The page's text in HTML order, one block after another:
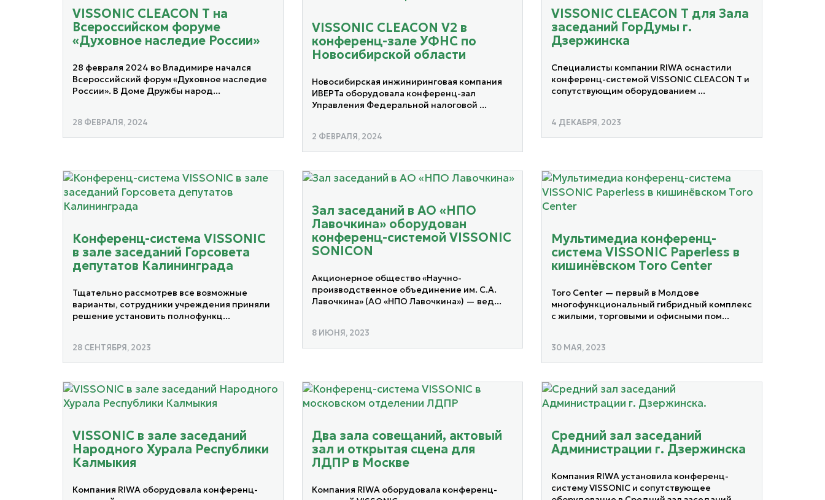
VISSONIC CLEACON T на
Всероссийском форуме
«Духовное наследие России»
28 февраля 2024 во Владимире начался
Всероссийский форум «Духовное наследие
России». В Доме Дружбы народ...
28 ФЕВРАЛЯ, 2024
VISSONIC CLEACON V2 в
конференц-зале УФНС по
Новосибирской области
Новосибирская инжиниринговая компания
ИВЕРТа оборудовала конференц-зал
Управления Федеральной налоговой ...
2 ФЕВРАЛЯ, 2024
VISSONIC CLEACON T для Зала
заседаний ГорДумы г.
Дзержинска
Специалисты компании RIWA оснастили
конференц-системой VISSONIC CLEACON T и
сопутствующим оборудованием ...
4 ДЕКАБРЯ, 2023
Конференц-система VISSONIC
в зале заседаний Горсовета
депутатов Калининграда
Тщательно рассмотрев все возможные
варианты, сотрудники учреждения приняли
решение установить полнофункц...
28 СЕНТЯБРЯ, 2023
Зал заседаний в АО «НПО
Лавочкина» оборудован
конференц-системой VISSONIC
SONICON
Акционерное общество «Научно-
производственное объединение им. С.А.
Лавочкина» (АО «НПО Лавочкина») — вед...
8 ИЮНЯ, 2023
Мультимедиа конференц-
система VISSONIC Paperless в
кишинёвском Тoro Center
Toro Center — первый в Молдове
многофункциональный гибридный комплекс
с жилыми, торговыми и офисными пом...
30 МАЯ, 2023
VISSONIC в зале заседаний
Народного Хурала Республики
Калмыкия
Компания RIWA оборудовала конференц-
Два зала совещаний, актовый
зал и открытая сцена для
ЛДПР в Москве
Компания RIWA оборудовала конференц-
Средний зал заседаний
Администрации г. Дзержинска
Компания RIWA установила конференц-
систему VISSONIC и сопутствующее